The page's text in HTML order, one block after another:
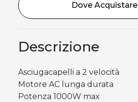
Dove Acquistare
Descrizione
Asciugacapelli a 2 velocità
Motore AC lunga durata
Potenza 1000W max